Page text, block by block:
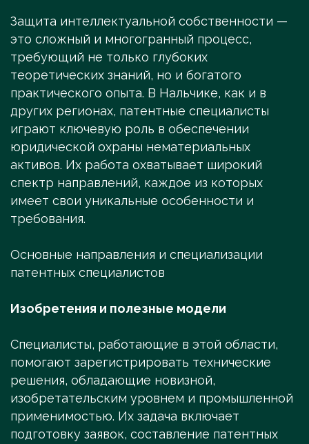
Защита интеллектуальной собственности —
это сложный и многогранный процесс,
требующий не только глубоких
теоретических знаний, но и богатого
практического опыта. В Нальчике, как и в
других регионах, патентные специалисты
играют ключевую роль в обеспечении
юридической охраны нематериальных
активов. Их работа охватывает широкий
спектр направлений, каждое из которых
имеет свои уникальные особенности и
требования.
Основные направления и специализации
патентных специалистов
Изобретения и полезные модели
Специалисты, работающие в этой области,
помогают зарегистрировать технические
решения, обладающие новизной,
изобретательским уровнем и промышленной
применимостью. Их задача включает
подготовку заявок, составление патентных